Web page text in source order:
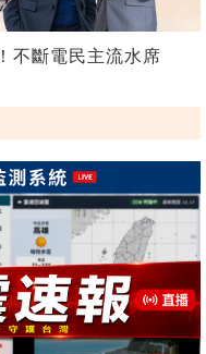
不斷電民主流水席